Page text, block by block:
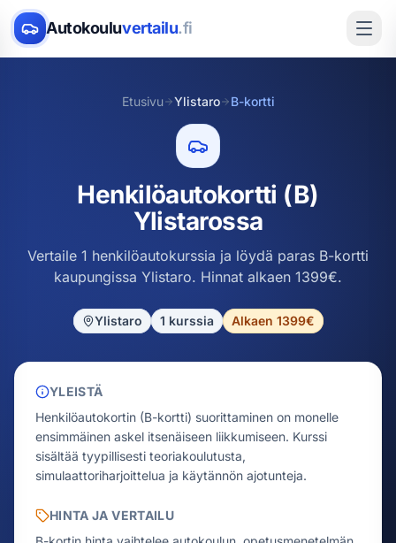
Autokouluvertailu.fi
Etusivu Ylistaro B-kortti
Henkilöautokortti (B)
Ylistarossa
Vertaile 1 henkilöautokurssia ja löydä paras B-kortti
kaupungissa Ylistaro. Hinnat alkaen 1399€.
Ylistaro 1 kurssia Alkaen 1399€
YLEISTÄ
Henkilöautokortin (B-kortti) suorittaminen on monelle
ensimmäinen askel itsenäiseen liikkumiseen. Kurssi
sisältää tyypillisesti teoriakoulutusta,
simulaattoriharjoittelua ja käytännön ajotunteja.
HINTA JA VERTAILU